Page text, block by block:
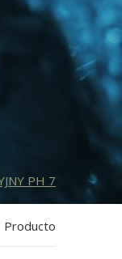
PH 7
Producto